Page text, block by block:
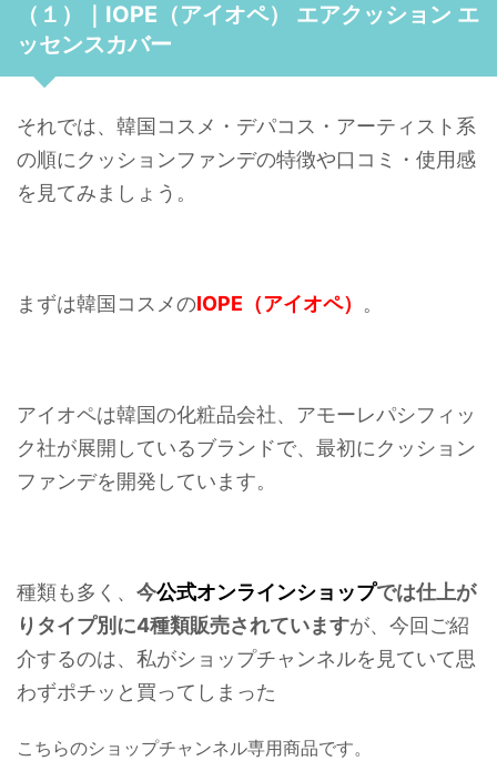
（１）｜IOPE（アイオペ） エアクッション エ
ッセンスカバー
それでは、韓国コスメ・デパコス・アーティスト系
の順にクッションファンデの特徴や口コミ・使用感
を見てみましょう。
まずは韓国コスメのIOPE（アイオペ） 。
アイオペは韓国の化粧品会社、アモーレパシフィッ
ク社が展開しているブランドで、最初にクッション
ファンデを開発しています。
種類も多く、 今公式オンラインショップでは仕上が
りタイプ別に4種類販売されていますが、今回ご紹
介するのは、私がショップチャンネルを見ていて思
わずポチッと買ってしまった
こちらのショップチャンネル専用商品です。